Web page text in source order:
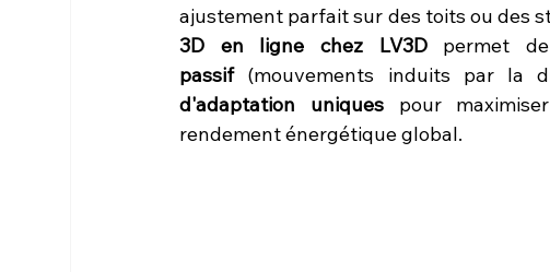
ajustement parfait sur des toits ou des
3D en ligne chez LV3D permet
passif (mouvements induits par la
d'adaptation uniques pour
rendement énergétique global.